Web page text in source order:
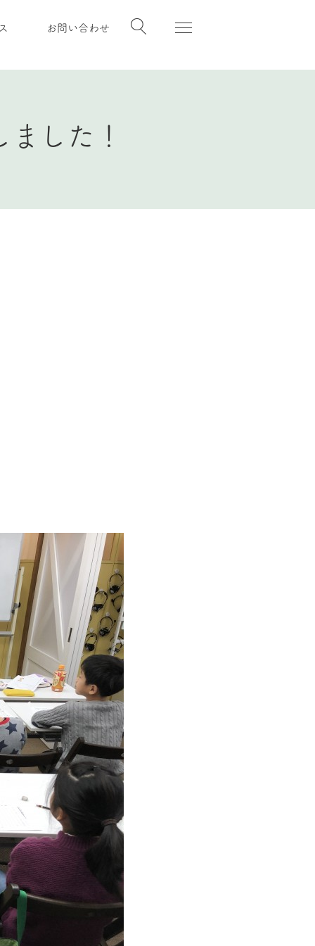
お問い合わせ
した！